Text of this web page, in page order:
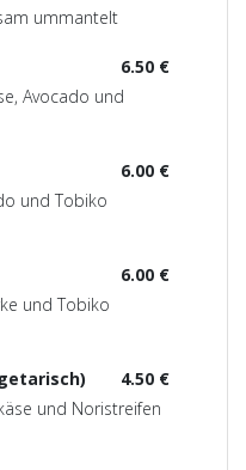
ummantelt
6.50 €
Avocado und
6.00 €
und Tobiko
6.00 €
und Tobiko
4.50 €
und Noristreifen